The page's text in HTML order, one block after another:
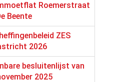
Roemerstraat
Beente
ZES
2026
besluitenlijst van
2025